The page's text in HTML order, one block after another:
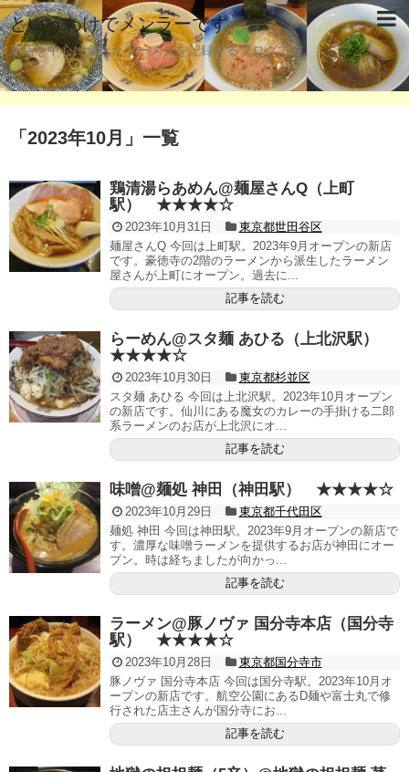
というわけでメンラーです
新店を中心に食べたラーメンを記録するブログです。
「 2023年10月 」 一覧
鶏清湯らあめん@麺屋さんQ（上町
駅） ★★★★☆
2023年10月31日
東京都世田谷区
麺屋さんQ 今回は上町駅。2023年9月オープンの新店
です。豪徳寺の2階のラーメンから派生したラーメン
屋さんが上町にオープン。過去に...
記事を読む
らーめん@スタ麺 あひる（上北沢駅）
★★★★☆
2023年10月30日
東京都杉並区
スタ麺 あひる 今回は上北沢駅。2023年10月オープン
の新店です。仙川にある魔女のカレーの手掛ける二郎
系ラーメンのお店が上北沢にオ...
記事を読む
味噌@麺処 神田（神田駅） ★★★★☆
2023年10月29日
東京都千代田区
麺処 神田 今回は神田駅。2023年9月オープンの新店で
す。濃厚な味噌ラーメンを提供するお店が神田にオー
プン。時は経ちましたが向かっ...
記事を読む
ラーメン@豚ノヴァ 国分寺本店（国分寺
駅） ★★★★☆
2023年10月28日
東京都国分寺市
豚ノヴァ 国分寺本店 今回は国分寺駅。2023年10月オ
ープンの新店です。航空公園にあるD麺や富士丸で修
行された店主さんが国分寺にお...
記事を読む